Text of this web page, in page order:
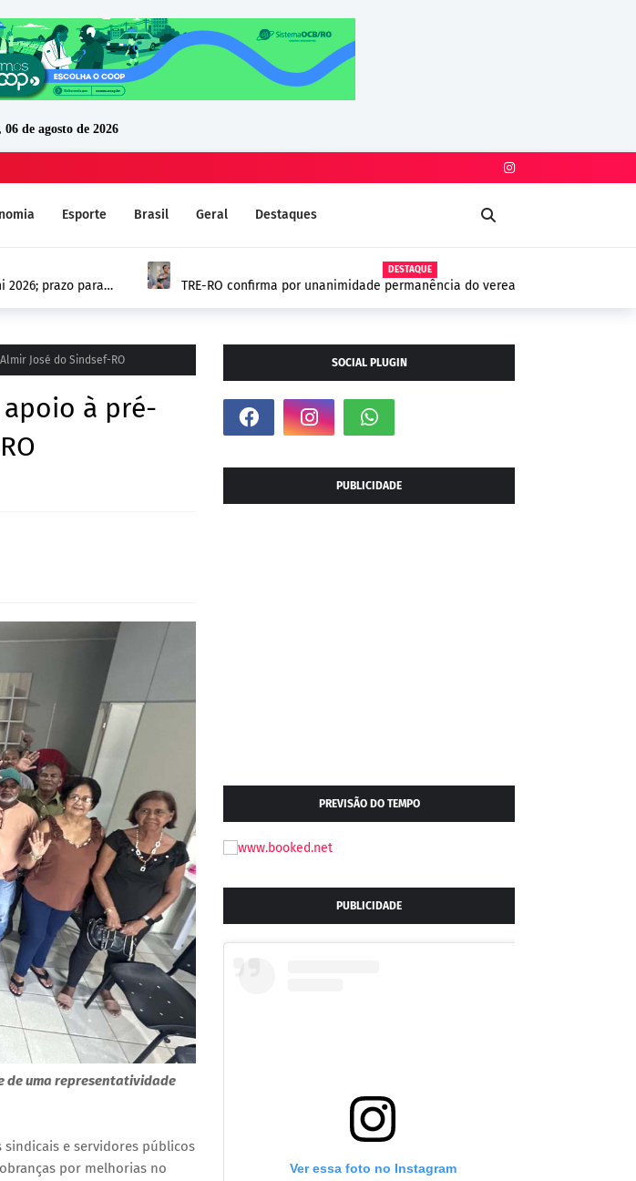
de agosto de 2026
Esporte Brasil Geral Destaques
TRE-RO confirma por unanimidade permanência do vereador Thiago Tezzari
José do Sindsef-RO
à pré-
de uma representatividade
sindicais e servidores públicos
por melhorias no
SOCIAL PLUGIN
PUBLICIDADE
PREVISÃO DO TEMPO
PUBLICIDADE
Ver essa foto no Instagram